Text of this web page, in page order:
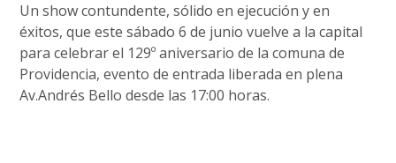
Un show contundente, sólido en ejecución y en
éxitos, que este sábado 6 de junio vuelve a la capital
para celebrar el 129º aniversario de la comuna de
Providencia, evento de entrada liberada en plena
Av.Andrés Bello desde las 17:00 horas.